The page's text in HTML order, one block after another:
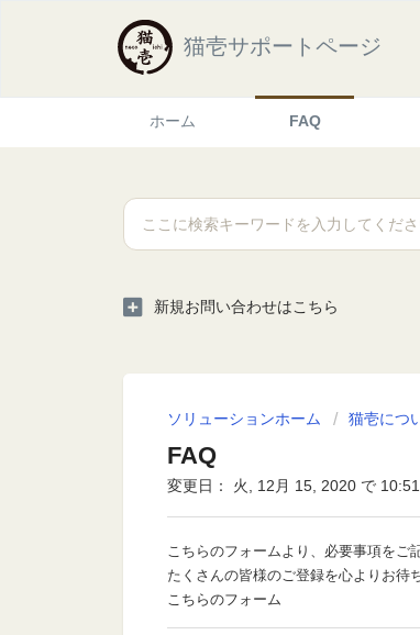
猫壱サポートページ
ホーム FAQ
新規お問い合わせはこちら
ソリューションホーム 猫壱につ
FAQ
変更日： 火, 12月 15, 2020 で
こちらのフォームより、必要事項をご
たくさんの皆様のご登録を心よりお待
こちらのフォーム